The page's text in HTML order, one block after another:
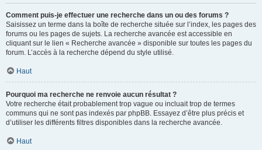
Comment puis-je effectuer une recherche dans un ou des forums ?
Saisissez un terme dans la boîte de recherche située sur l’index, les pages des
forums ou les pages de sujets. La recherche avancée est accessible en
cliquant sur le lien « Recherche avancée » disponible sur toutes les pages du
forum. L’accès à la recherche dépend du style utilisé.
Haut
Pourquoi ma recherche ne renvoie aucun résultat ?
Votre recherche était probablement trop vague ou incluait trop de termes
communs qui ne sont pas indexés par phpBB. Essayez d’être plus précis et
d’utiliser les différents filtres disponibles dans la recherche avancée.
Haut